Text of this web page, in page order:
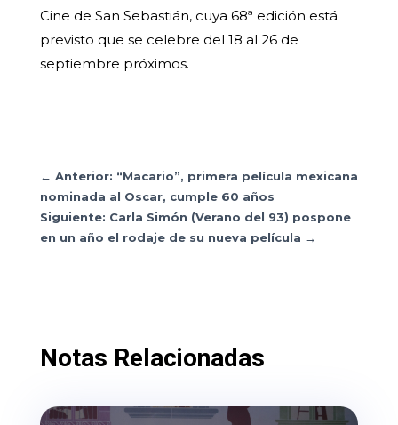
Cine de San Sebastián, cuya 68ª edición está
previsto que se celebre del 18 al 26 de
septiembre próximos.
← Anterior: “Macario”, primera película mexicana
nominada al Oscar, cumple 60 años
Siguiente: Carla Simón (Verano del 93) pospone
en un año el rodaje de su nueva película →
Notas Relacionadas